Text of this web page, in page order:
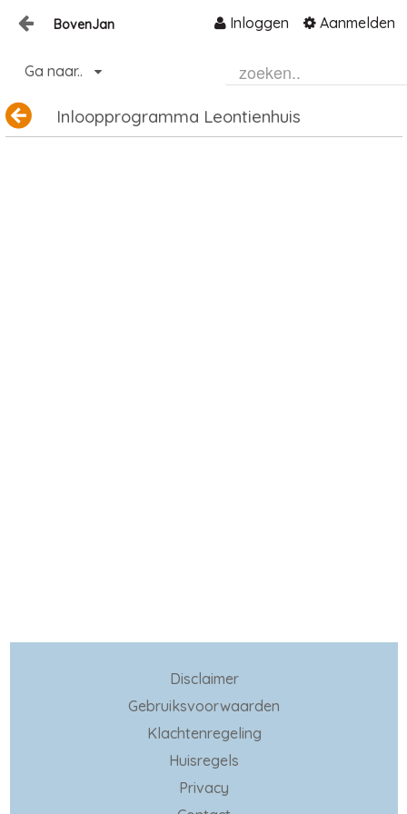
Inloggen Aanmelden
BovenJan
Home
Zoeken
Ga naar..
Inloopprogramma Leontienhuis
Disclaimer
Gebruiksvoorwaarden
Klachtenregeling
Huisregels
Privacy